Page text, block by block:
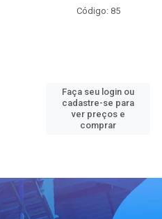
Código: 85
Faça seu login ou
cadastre-se para
ver preços e
comprar